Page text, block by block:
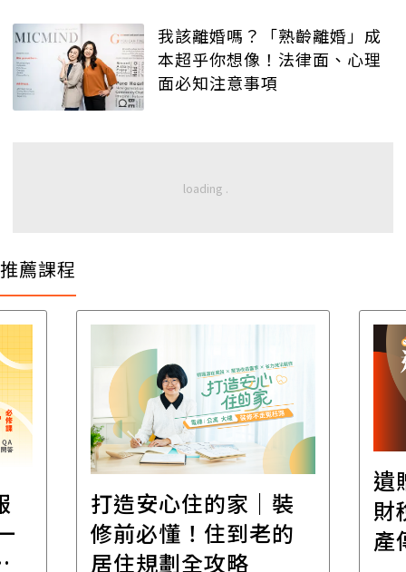
我該離婚嗎？「熟齡離婚」成
本超乎你想像！法律面、心理
面必知注意事項
推薦課程
打造安心住的家｜裝
修前必懂！住到老的
居住規劃全攻略
遺
財
產